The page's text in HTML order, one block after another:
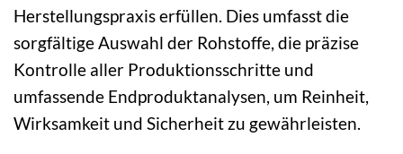
Herstellungspraxis erfüllen. Dies umfasst die
sorgfältige Auswahl der Rohstoffe, die präzise
Kontrolle aller Produktionsschritte und
umfassende Endproduktanalysen, um Reinheit,
Wirksamkeit und Sicherheit zu gewährleisten.